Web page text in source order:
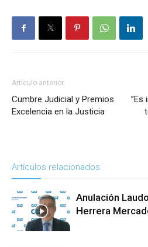
Artículo anterior
Cumbre Judicial y Premios
Excelencia en la Justicia
”Es
Artículos relacionados
Anulación
Herrera